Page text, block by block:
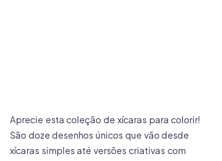
Aprecie esta coleção de xícaras para colorir!
São doze desenhos únicos que vão desde
xícaras simples até versões criativas com